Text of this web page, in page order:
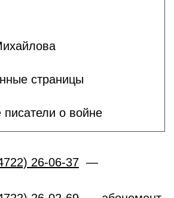
страницы
писатели о войне
26-06-37 —